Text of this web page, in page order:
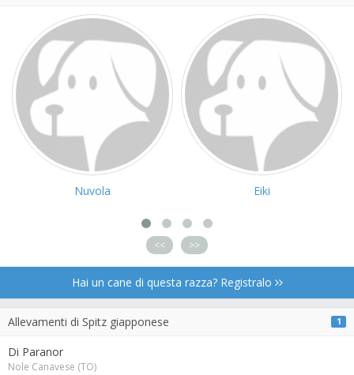
Nuvola Eiki
<< >>
Hai un cane di questa razza? Registralo
Allevamenti di Spitz giapponese 1
Di Paranor
Nole Canavese (TO)